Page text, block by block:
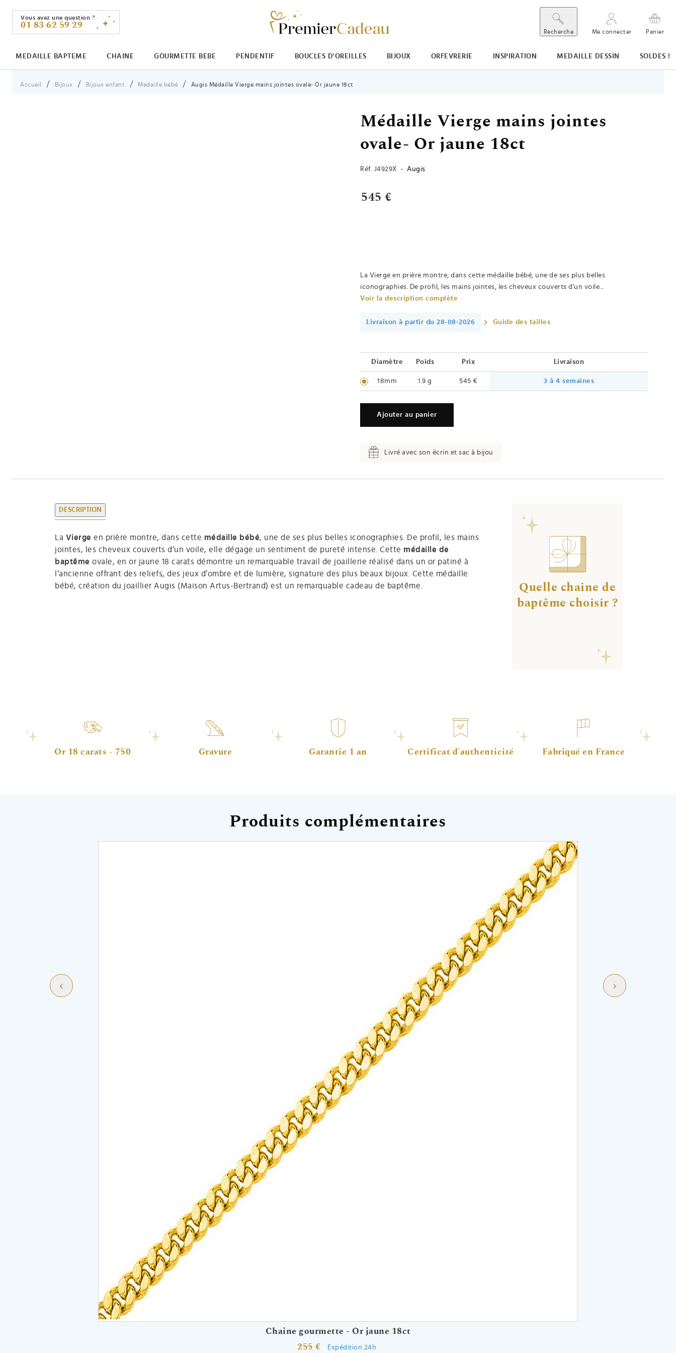
Vous avez une question ?
01 83 62 59 29
Recherche Me connecter Panier
MEDAILLE BAPTEME CHAINE GOURMETTE BEBE PENDENTIF BOUCLES D'OREILLES BIJOUX ORFEVRERIE INSPIRATION MEDAILLE DESSIN SOLDES !
Vous êtes ici :
Accueil Bijoux Bijoux enfant Medaille bébé Augis Médaille Vierge mains jointes ovale- Or jaune 18ct
Médaille Vierge mains jointes
ovale- Or jaune 18ct
Réf. J4929X - Augis
545 €
La Vierge en prière montre, dans cette médaille bébé, une de ses plus belles
iconographies. De profil, les mains jointes, les cheveux couverts d'un voile...
Voir la description complète
Livraison à partir du 28-08-2026 Guide des tailles
Diamètre Poids Prix Livraison
18mm 1.9 g 545 € 3 à 4 semaines
Ajouter au panier
Livré avec son écrin et sac à bijou
DESCRIPTION
La Vierge en prière montre, dans cette médaille bébé, une de ses plus belles iconographies. De profil, les mains
jointes, les cheveux couverts d’un voile, elle dégage un sentiment de pureté intense. Cette médaille de
baptême ovale, en or jaune 18 carats démontre un remarquable travail de joaillerie réalisé dans un or patiné à
l’ancienne offrant des reliefs, des jeux d’ombre et de lumière, signature des plus beaux bijoux. Cette médaille
bébé, création du joaillier Augis (Maison Artus-Bertrand) est un remarquable cadeau de baptême.
Quelle chaine de
baptême choisir ?
Or 18 carats - 750 Gravure Garantie 1 an Certificat d'authenticité Fabriqué en France
Produits complémentaires
Chaine gourmette - Or jaune 18ct
255 €
Expédition 24h